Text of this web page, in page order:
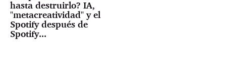
hasta destruirlo? IA,
"metacreatividad" y el
Spotify después de
Spotify...